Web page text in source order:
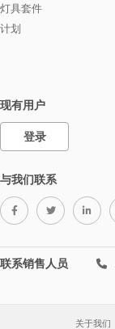
灯具套件
计划
现有用户
登录
与我们联系
联系销售人员
关于我们